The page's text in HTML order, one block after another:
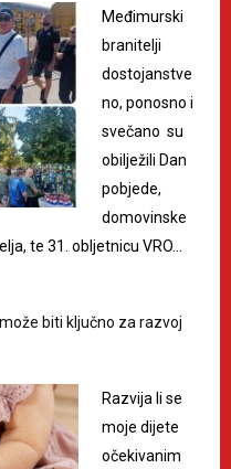
Međimurski
branitelji
dostojanstve
no, ponosno i
svečano su
obilježili Dan
pobjede,
domovinske
te 31. obljetnicu VRO…
biti ključno za razvoj
Razvija li se
moje dijete
očekivanim